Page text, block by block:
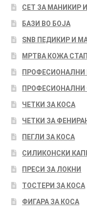
СЕТ ЗА МАНИКИР
БАЗИ ВО БОЈА
SNB ПЕДИКИР И
МРТВА КОЖА
ПРОФЕСИОНАЛНИ
ЧЕТКИ ЗА КОСА
ЧЕТКИ ЗА
ПЕГЛИ ЗА КОСА
СИЛИКОНСКИ
ПРЕСИ ЗА ЛОКНИ
ТОСТЕРИ ЗА КОСА
ФИГАРА ЗА КОСА